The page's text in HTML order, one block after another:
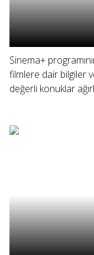
Sinema+
filmlere dair bilgiler
değerli konuklar